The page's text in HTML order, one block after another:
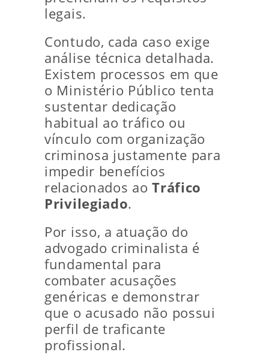
legais.
Contudo, cada caso exige
análise técnica detalhada.
Existem processos em que
o Ministério Público tenta
sustentar dedicação
habitual ao tráfico ou
vínculo com organização
criminosa justamente para
impedir benefícios
relacionados aoTráfico
Privilegiado.
Por isso, a atuação do
advogado criminalista é
fundamental para
combater acusações
genéricas e demonstrar
que o acusado não possui
perfil de traficante
profissional.